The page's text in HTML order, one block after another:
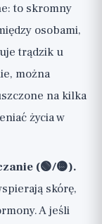
to skromny
osobami,
trądzik u
można
na kilka
życia w
(🟢/🟡).
skórę,
A jeśli